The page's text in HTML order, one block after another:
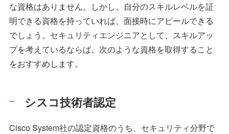
な資格はありません。しかし、自分のスキルレベルを証
明できる資格を持っていれば、面接時にアピールできる
でしょう。セキュリティエンジニアとして、スキルアッ
プを考えているならば、次のような資格を取得すること
をおすすめします。
シスコ技術者認定
Cisco System社の認定資格のうち、セキュリティ分野で